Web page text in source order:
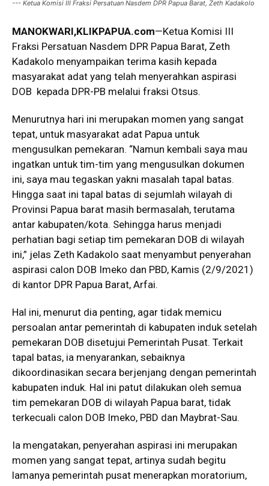
--- Ketua Komisi III Fraksi Persatuan Nasdem DPR Papua Barat, Zeth Kadakolo
MANOKWARI,KLIKPAPUA.com—Ketua Komisi III
Fraksi Persatuan Nasdem DPR Papua Barat, Zeth
Kadakolo menyampaikan terima kasih kepada
masyarakat adat yang telah menyerahkan aspirasi
DOB kepada DPR-PB melalui fraksi Otsus.
Menurutnya hari ini merupakan momen yang sangat
tepat, untuk masyarakat adat Papua untuk
mengusulkan pemekaran. “Namun kembali saya mau
ingatkan untuk tim-tim yang mengusulkan dokumen
ini, saya mau tegaskan yakni masalah tapal batas.
Hingga saat ini tapal batas di sejumlah wilayah di
Provinsi Papua barat masih bermasalah, terutama
antar kabupaten/kota. Sehingga harus menjadi
perhatian bagi setiap tim pemekaran DOB di wilayah
ini,” jelas Zeth Kadakolo saat menyambut penyerahan
aspirasi calon DOB Imeko dan PBD, Kamis (2/9/2021)
di kantor DPR Papua Barat, Arfai.
Hal ini, menurut dia penting, agar tidak memicu
persoalan antar pemerintah di kabupaten induk setelah
pemekaran DOB disetujui Pemerintah Pusat. Terkait
tapal batas, ia menyarankan, sebaiknya
dikoordinasikan secara berjenjang dengan pemerintah
kabupaten induk. Hal ini patut dilakukan oleh semua
tim pemekaran DOB di wilayah Papua barat, tidak
terkecuali calon DOB Imeko, PBD dan Maybrat-Sau.
Ia mengatakan, penyerahan aspirasi ini merupakan
momen yang sangat tepat, artinya sudah begitu
lamanya pemerintah pusat menerapkan moratorium,